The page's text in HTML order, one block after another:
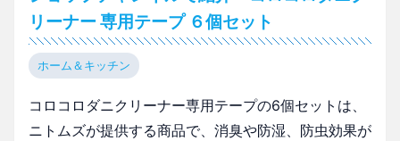
リーナー 専用テープ ６個セット
ホーム＆キッチン
コロコロダニクリーナー専用テープの6個セットは、
ニトムズが提供する商品で、消臭や防湿、防虫効果が